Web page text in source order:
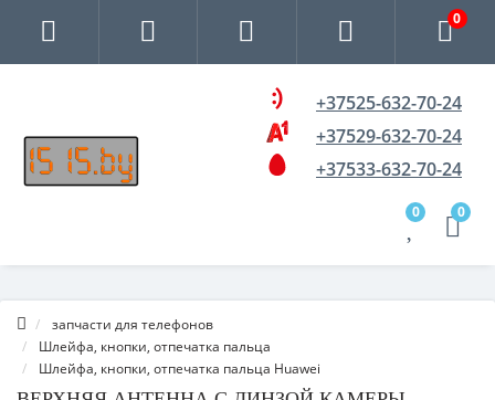
0
+37525-632-70-24
+37529-632-70-24
+37533-632-70-24
0 0
запчасти для телефонов
Шлейфа, кнопки, отпечатка пальца
Шлейфа, кнопки, отпечатка пальца Huawei